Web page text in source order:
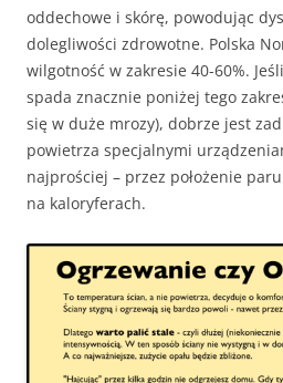
oddechowe i skórę, powodując
dolegliwości zdrowotne. Polska
wilgotność w zakresie 40-60%.
spada znacznie poniżej tego
się w duże mrozy), dobrze jest
powietrza specjalnymi
najprościej – przez położenie
na kaloryferach.